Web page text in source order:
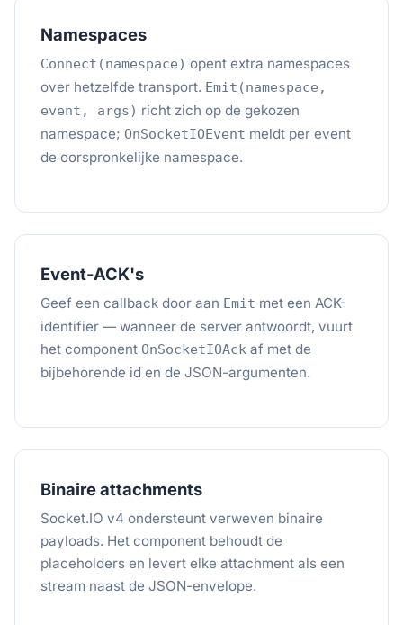
Namespaces
Connect(namespace) opent extra namespaces
over hetzelfde transport. Emit(namespace,
event, args) richt zich op de gekozen
namespace; OnSocketIOEvent meldt per event
de oorspronkelijke namespace.
Event-ACK's
Geef een callback door aan Emit met een ACK-
identifier — wanneer de server antwoordt, vuurt
het component OnSocketIOAck af met de
bijbehorende id en de JSON-argumenten.
Binaire attachments
Socket.IO v4 ondersteunt verweven binaire
payloads. Het component behoudt de
placeholders en levert elke attachment als een
stream naast de JSON-envelope.